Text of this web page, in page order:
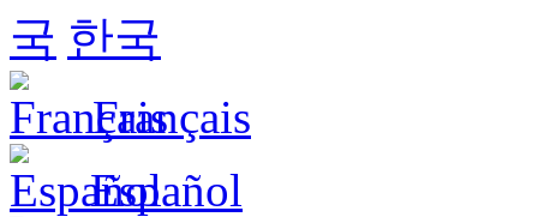
한국
Français
Español